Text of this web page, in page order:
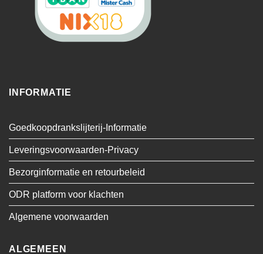
INFORMATIE
Goedkoopdrankslijterij-Informatie
Leveringsvoorwaarden-Privacy
Bezorginformatie en retourbeleid
ODR platform voor klachten
Algemene voorwaarden
ALGEMEEN